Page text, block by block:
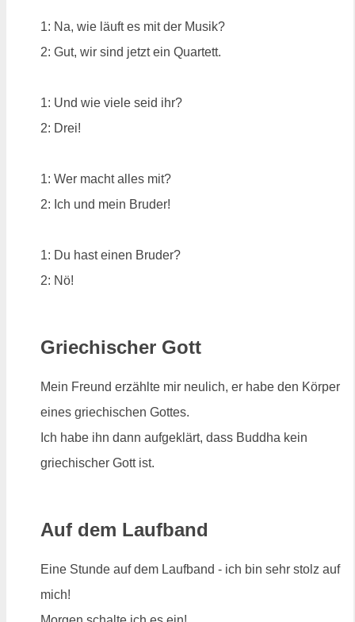
1: Na, wie läuft es mit der Musik?
2: Gut, wir sind jetzt ein Quartett.
1: Und wie viele seid ihr?
2: Drei!
1: Wer macht alles mit?
2: Ich und mein Bruder!
1: Du hast einen Bruder?
2: Nö!
Griechischer Gott
Mein Freund erzählte mir neulich, er habe den Körper
eines griechischen Gottes.
Ich habe ihn dann aufgeklärt, dass Buddha kein
griechischer Gott ist.
Auf dem Laufband
Eine Stunde auf dem Laufband - ich bin sehr stolz auf
mich!